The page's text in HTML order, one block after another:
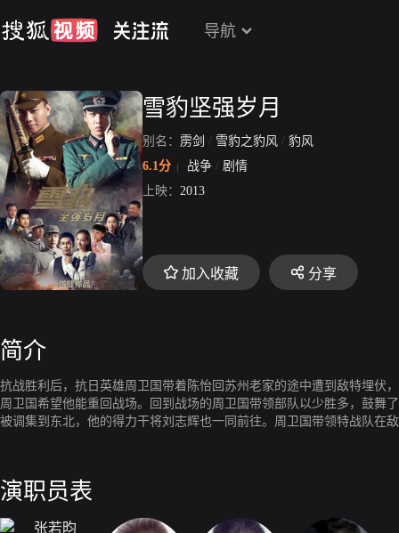
导航
雪豹坚强岁月
别名： 雳剑 / 雪豹之豹风 / 豹风
6.1分
战争 / 剧情
上映： 2013
加入收藏 分享
简介
抗战胜利后，抗日英雄周卫国带着陈怡回苏州老家的途中遭到敌特埋伏
周卫国希望他能重回战场。回到战场的周卫国带领部队以少胜多，鼓舞
被调集到东北，他的得力干将刘志辉也一同前往。周卫国带领特战队在
来。
演职员表